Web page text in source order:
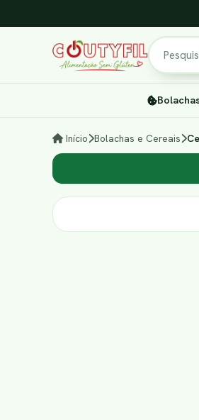
Pesquisar
Início Bolachas e Cereais